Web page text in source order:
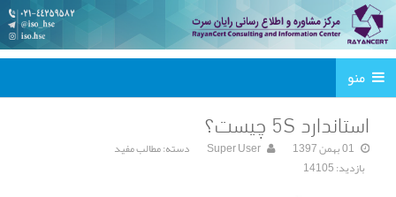
منو
استاندارد 5S چیست؟
01 بهمن 1397 Super User دسته:مطالب مفید
بازدید: 14105